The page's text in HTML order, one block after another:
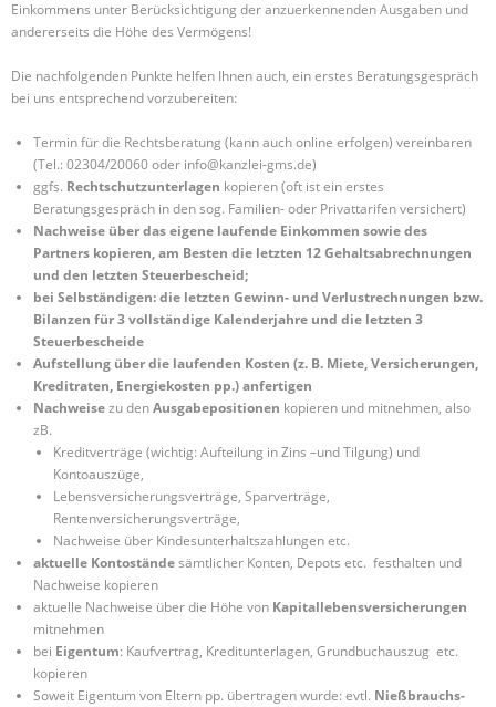
Einkommens unter Berücksichtigung der anzuerkennenden Ausgaben und
andererseits die Höhe des Vermögens!
Die nachfolgenden Punkte helfen Ihnen auch, ein erstes Beratungsgespräch
bei uns entsprechend vorzubereiten:
Termin für die Rechtsberatung (kann auch online erfolgen) vereinbaren
(Tel.: 02304/20060 oder info@kanzlei-gms.de)
ggfs. Rechtschutzunterlagen kopieren (oft ist ein erstes
Beratungsgespräch in den sog. Familien- oder Privattarifen versichert)
Nachweise über das eigene laufende Einkommen sowie des
Partners kopieren, am Besten die letzten 12 Gehaltsabrechnungen
und den letzten Steuerbescheid;
bei Selbständigen: die letzten Gewinn- und Verlustrechnungen bzw.
Bilanzen für 3 vollständige Kalenderjahre und die letzten 3
Steuerbescheide
Aufstellung über die laufenden Kosten (z. B. Miete, Versicherungen,
Kreditraten, Energiekosten pp.) anfertigen
Nachweisezu denAusgabepositionen kopieren und mitnehmen, also
zB.
Kreditverträge (wichtig: Aufteilung in Zins –und Tilgung) und
Kontoauszüge,
Lebensversicherungsverträge, Sparverträge,
Rentenversicherungsverträge,
Nachweise über Kindesunterhaltszahlungen etc.
aktuelle Kontoständesämtlicher Konten, Depots etc. festhalten und
Nachweise kopieren
aktuelle Nachweise über die Höhe von Kapitallebensversicherungen
mitnehmen
bei Eigentum: Kaufvertrag, Kreditunterlagen, Grundbuchauszug etc.
kopieren
Soweit Eigentum von Eltern pp. übertragen wurde: evtl. Nießbrauchs-